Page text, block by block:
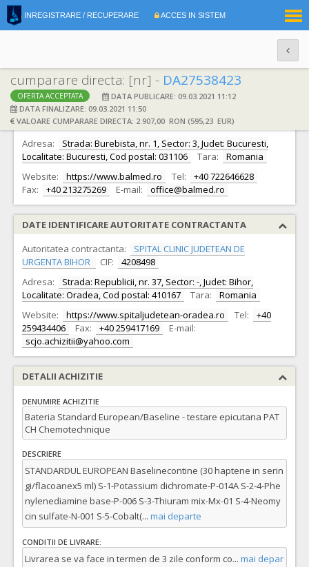
INREGISTRARE / RECUPERARE ACCES IN SISTEM
cumparare directa: [nr] - DA27538423
OFERTA ACCEPTATA
DATA PUBLICARE: 09.03.2021 11:12
DATA FINALIZARE: 09.03.2021 11:50
VALOARE CUMPARARE DIRECTA: 2.907,00 RON (595,23 EUR)
DATE IDENTIFICARE OFERTANT
Ofertant: S.C. BALMED S.R.L. CIF:
4281740
Adresa:
Strada: Burebista, nr. 1, Sector: 3, Judet: Bucuresti,
Localitate: Bucuresti, Cod postal: 031106
Tara:
Romania
Website:
https://www.balmed.ro Tel:
+40 722646628
Fax:
+40 213275269 E-mail: office@balmed.ro
DATE IDENTIFICARE AUTORITATE CONTRACTANTA
Autoritatea contractanta:
SPITAL CLINIC JUDETEAN DE
URGENTA BIHOR
CIF:
4208498
Adresa:
Strada: Republicii, nr. 37, Sector: -, Judet: Bihor,
Localitate: Oradea, Cod postal: 410167
Tara:
Romania
Website:
https://www.spitaljudetean-oradea.ro Tel:
+40
259434406
Fax: +40 259417169
E-mail:
scjo.achizitii@yahoo.com
DETALII ACHIZITIE
DENUMIRE ACHIZITIE
Bateria Standard European/Baseline - testare epicutana PAT
CH Chemotechnique
DESCRIERE
STANDARDUL EUROPEAN Baselinecontine (30 haptene in serin
gi/flacoanex5 ml) S-1-Potassium dichromate-P-014A S-2-4-Phe
nylenediamine base-P-006 S-3-Thiuram mix-Mx-01 S-4-Neomy
cin sulfate-N-001 S-5-Cobalt(... mai departe
CONDITII DE LIVRARE:
Livrarea se va face in termen de 3 zile conform co... mai depar